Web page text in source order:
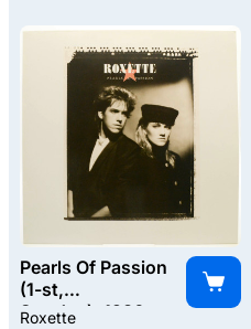
Pearls Of Passion
(1-st,
Sweden), 1986
Roxette